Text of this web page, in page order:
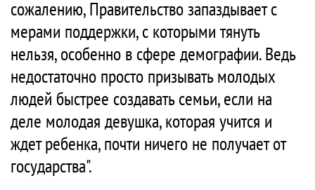
сожалению, Правительство запаздывает с
мерами поддержки, с которыми тянуть
нельзя, особенно в сфере демографии. Ведь
недостаточно просто призывать молодых
людей быстрее создавать семьи, если на
деле молодая девушка, которая учится и
ждет ребенка, почти ничего не получает от
государства".